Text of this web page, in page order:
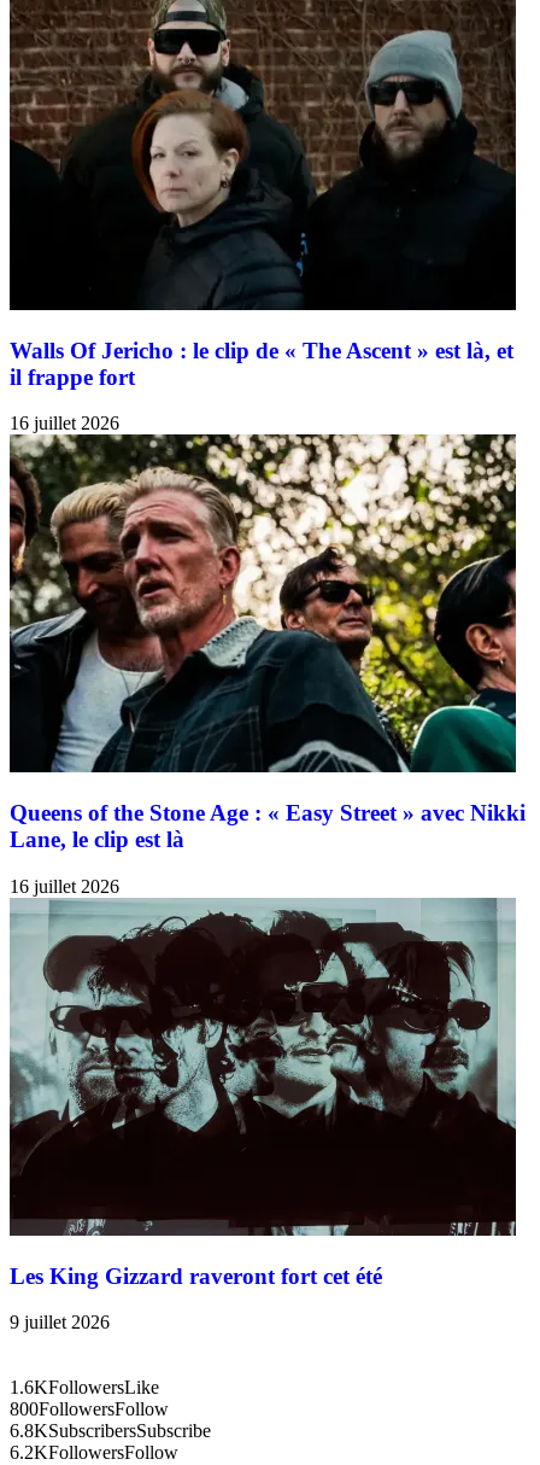
Walls Of Jericho : le clip de « The Ascent » est là, et
il frappe fort
16 juillet 2026
Queens of the Stone Age : « Easy Street » avec Nikki
Lane, le clip est là
16 juillet 2026
Les King Gizzard raveront fort cet été
9 juillet 2026
1.6KFollowersLike
800FollowersFollow
6.8KSubscribersSubscribe
6.2KFollowersFollow